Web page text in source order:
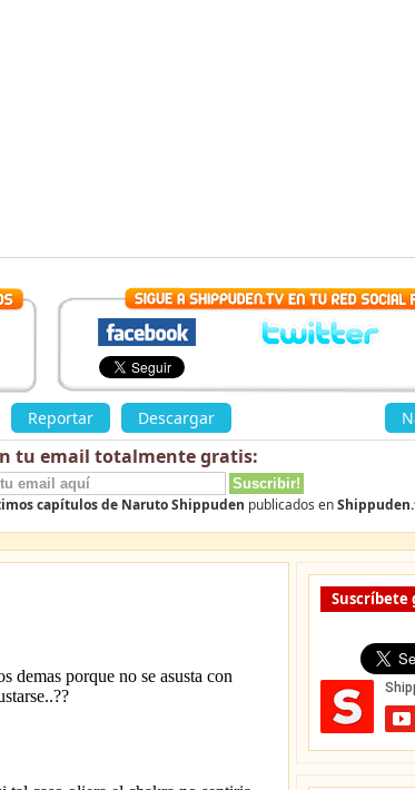
Reportar Descargar
tu email totalmentegratis:
capítulos de Naruto Shippuden publicados en
Suscríbete